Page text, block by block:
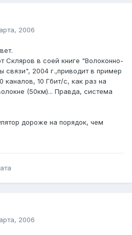
2006
Скляров в соей книге "Волоконно-
связи", 2004 г.,приводит в пример
10 Гбит/с, как раз на
(50км)... Правда, система
дороже на порядок, чем
2006